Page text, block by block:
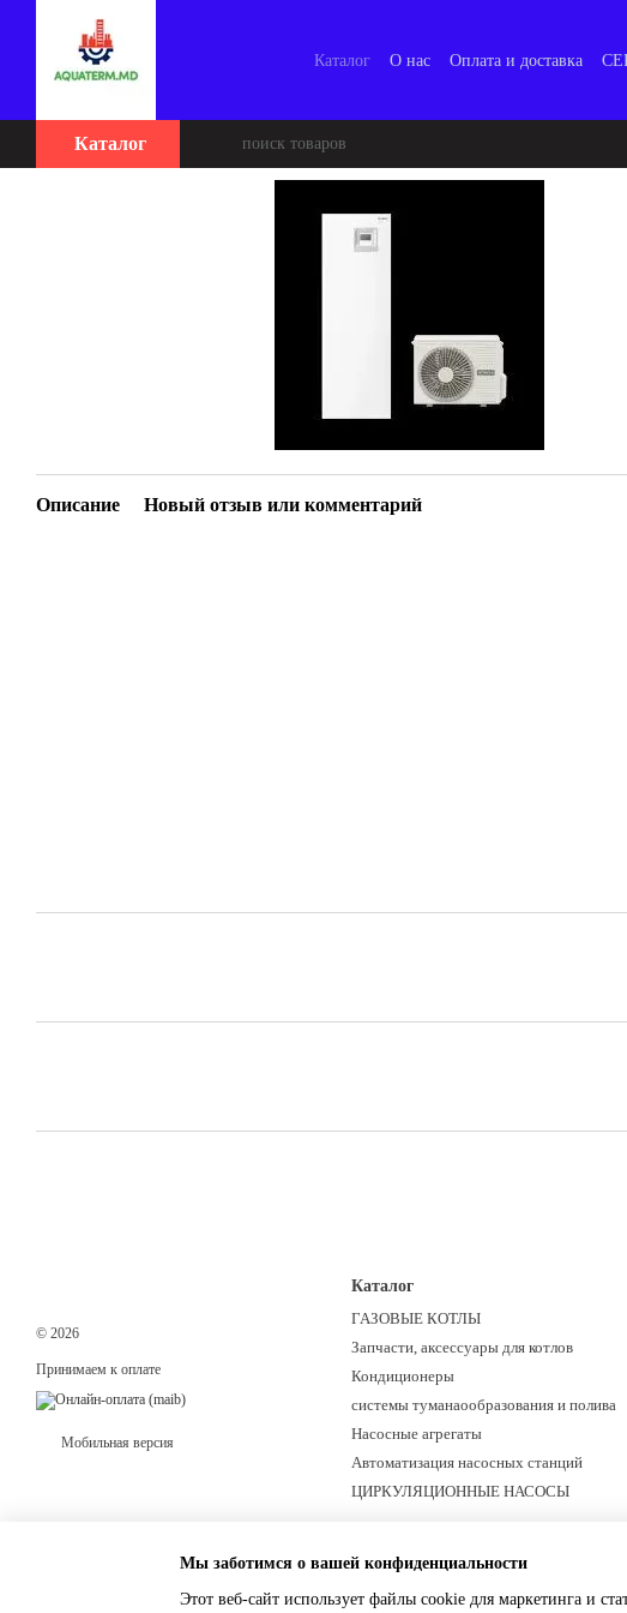
Перейти к основному контенту
Каталог О нас Оплата и доставка
Каталог
Описание Новый отзыв или комментарий
© 2026
Принимаем к оплате
Мобильная версия
Каталог
ГАЗОВЫЕ КОТЛЫ
Запчасти, аксессуары для котлов
Кондиционеры
системы туманаoобразования и полива
Hасосные агрегаты
Автоматизация насосных станций
ЦИРКУЛЯЦИОННЫЕ НАСОСЫ
Мы заботимся о вашей конфиденциальности
Этот веб-сайт использует файлы cookie для маркетинга и